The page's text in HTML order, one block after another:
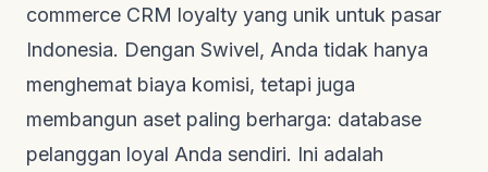
commerce CRM loyalty yang unik untuk pasar
Indonesia. Dengan Swivel, Anda tidak hanya
menghemat biaya komisi, tetapi juga
membangun aset paling berharga: database
pelanggan loyal Anda sendiri. Ini adalah